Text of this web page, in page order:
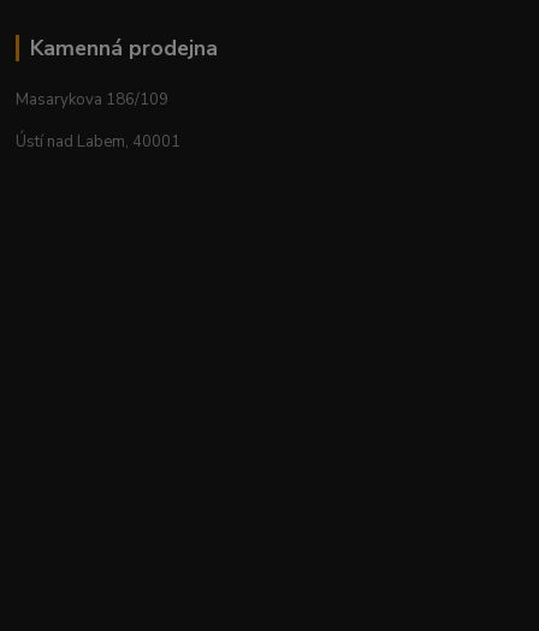
Kamenná prodejna
Masarykova 186/109
Ústí nad Labem, 40001